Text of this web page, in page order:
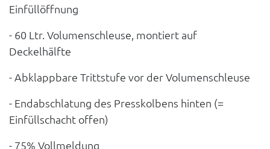
Einfüllöffnung
- 60 Ltr. Volumenschleuse, montiert auf
Deckelhälfte
- Abklappbare Trittstufe vor der Volumenschleuse
- Endabschlatung des Presskolbens hinten (=
Einfüllschacht offen)
- 75% Vollmeldung